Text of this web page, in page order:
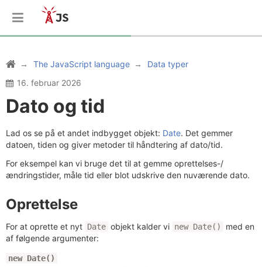
The JavaScript language
Data typer
16. februar 2026
Dato og tid
Lad os se på et andet indbygget objekt: Date. Det gemmer
datoen, tiden og giver metoder til håndtering af dato/tid.
For eksempel kan vi bruge det til at gemme oprettelses-/
ændringstider, måle tid eller blot udskrive den nuværende dato.
Oprettelse
For at oprette et nyt Date objekt kalder vi new Date()
med en
af følgende argumenter:
new Date()